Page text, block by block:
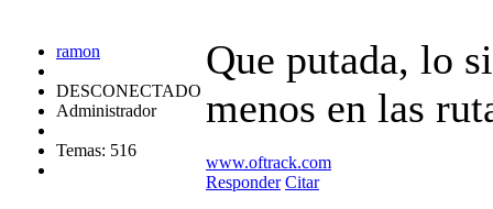
ramon
DESCONECTADO
Administrador
Temas: 516
Que putada, lo
menos en las
www.oftrack.com
Responder Citar